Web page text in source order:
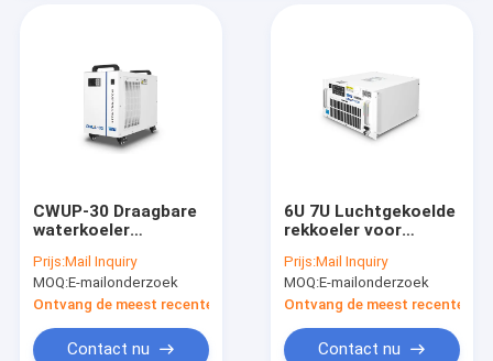
CWUP-30 Draagbare
waterkoeler
industriële koeler
Modbus 485
Prijs:Mail Inquiry
MOQ:E-mailonderzoek
Ontvang de meest recente Prijs
Contact nu
6U 7U Luchtgekoelde
rekkoeler voor
500 Montageerbaar
19in rek met ± 0,1°C
Prijs:Mail Inquiry
MOQ:E-mailonderzoek
Ontvang de meest recente
Contact nu